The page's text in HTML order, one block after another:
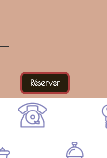
Réserver